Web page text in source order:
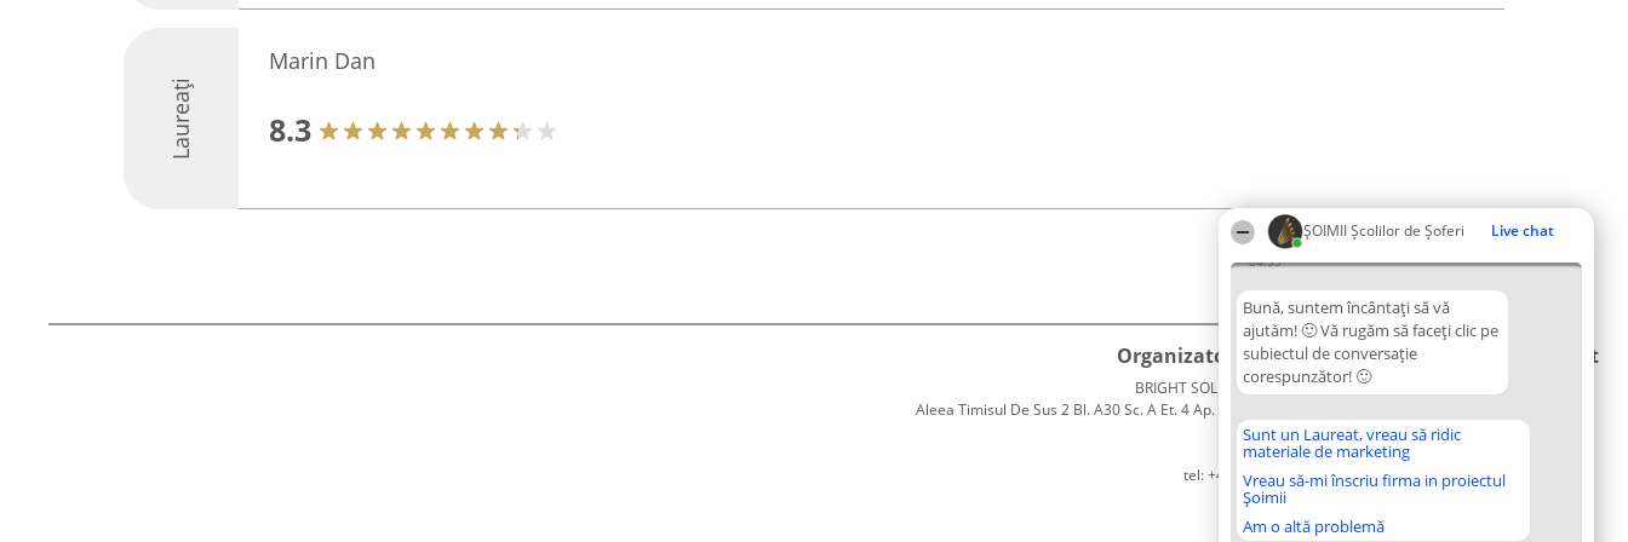
ŞOIMII Școlilor de Șoferi Live chat
04:53
Bună, suntem încântați să vă
ajutăm! 🙂 Vă rugăm să faceți clic pe
subiectul de conversație
corespunzător! 🙂
Sunt un Laureat, vreau să ridic
materiale de marketing
Vreau să-mi înscriu firma in proiectul
Șoimii
Am o altă problemă
Laureați
Marin Dan
8.3
Organizator Ranking
BRIGHT SOLUTIONS BR SRL
Aleea Timisul De Sus 2 Bl. A30 Sc. A Et. 4 Ap. 13 Cod 061952
București
CUI 36737675
tel: +40 770 990 492
Plebiscyt
Tuturor
Laureaților
Reguli
Contact